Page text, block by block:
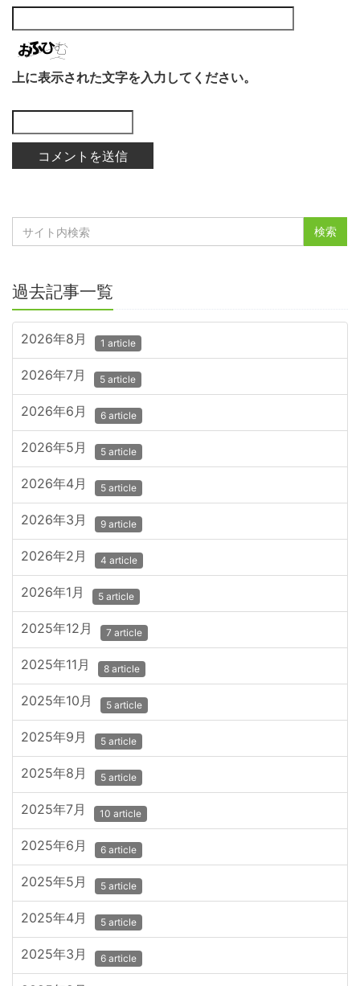
上に表示された文字を入力してください。
過去記事一覧
2026年8月 1 article
2026年7月 5 article
2026年6月 6 article
2026年5月 5 article
2026年4月 5 article
2026年3月 9 article
2026年2月 4 article
2026年1月 5 article
2025年12月 7 article
2025年11月 8 article
2025年10月 5 article
2025年9月 5 article
2025年8月 5 article
2025年7月 10 article
2025年6月 6 article
2025年5月 5 article
2025年4月 5 article
2025年3月 6 article